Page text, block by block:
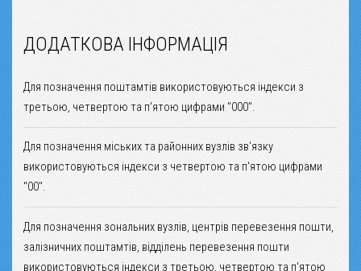
ДОДАТКОВА ІНФОРМАЦІЯ
Для позначення поштамтів використовуються індекси з
третьою, четвертою та п'ятою цифрами "000".
Для позначення міських та районних вузлів зв'язку
використовуються індекси з четвертою та п'ятою цифрами
"00".
Для позначення зональних вузлів, центрів перевезення пошти,
залізничних поштамтів, відділень перевезення пошти
використовуються індекси з третьою, четвертою та п'ятою